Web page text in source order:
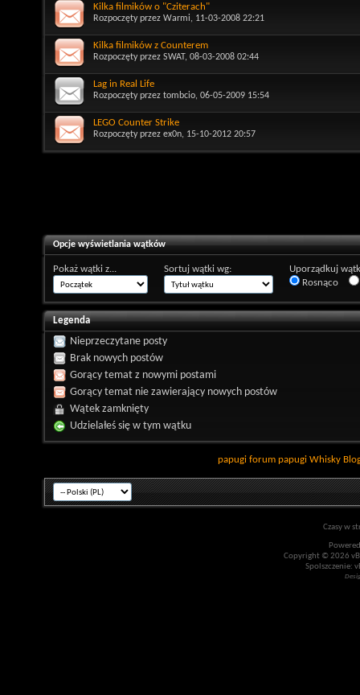
Kilka filmików o "Cziterach"
Rozpoczęty przez Warmi, 11-03-2008 22:21
Kilka filmików z Counterem
Rozpoczęty przez SWAT, 08-03-2008 02:44
Lag in Real Life
Rozpoczęty przez tombcio, 06-05-2009 15:54
LEGO Counter Strike
Rozpoczęty przez ex0n, 15-10-2012 20:57
Opcje wyświetlania wątków
Pokaż wątki z... Sortuj wątki wg:
Uporządkuj
Rosnąco
Legenda
Nieprzeczytane posty
Brak nowych postów
Gorący temat z nowymi postami
Gorący temat nie zawierający nowych postów
Wątek zamknięty
Udzielałeś się w tym wątku
papugi forum papugi Whisky
Czasy w
Copyright © 2026
Spolszczenie: